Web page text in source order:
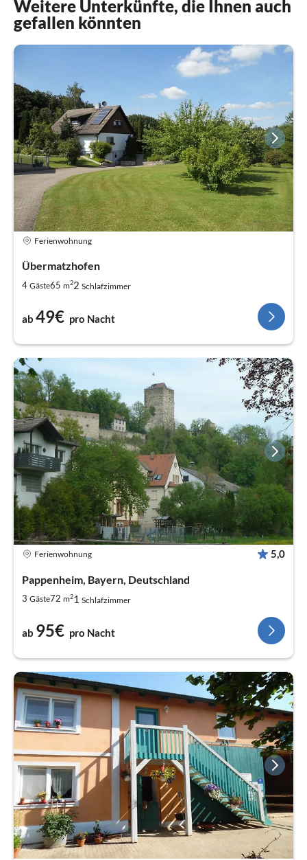
Weitere Unterkünfte, die Ihnen auch
gefallen könnten
Ferienwohnung
Übermatzhofen
4 Gäste65 m22 Schlafzimmer
ab 49€ pro Nacht
Ferienwohnung 5,0
Pappenheim, Bayern, Deutschland
3 Gäste72 m21 Schlafzimmer
ab 95€ pro Nacht